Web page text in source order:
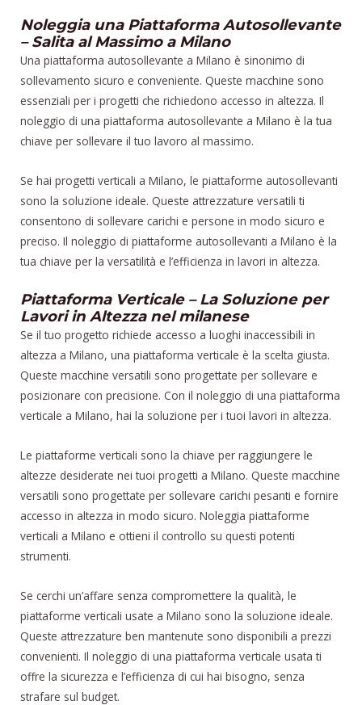
Noleggia una Piattaforma Autosollevante
– Salita al Massimo a Milano
Una piattaforma autosollevante a Milano è sinonimo di
sollevamento sicuro e conveniente. Queste macchine sono
essenziali per i progetti che richiedono accesso in altezza. Il
noleggio di una piattaforma autosollevante a Milano è la tua
chiave per sollevare il tuo lavoro al massimo.
Se hai progetti verticali a Milano, le piattaforme autosollevanti
sono la soluzione ideale. Queste attrezzature versatili ti
consentono di sollevare carichi e persone in modo sicuro e
preciso. Il noleggio di piattaforme autosollevanti a Milano è la
tua chiave per la versatilità e l’efficienza in lavori in altezza.
Piattaforma Verticale – La Soluzione per
Lavori in Altezza nel milanese
Se il tuo progetto richiede accesso a luoghi inaccessibili in
altezza a Milano, una piattaforma verticale è la scelta giusta.
Queste macchine versatili sono progettate per sollevare e
posizionare con precisione. Con il noleggio di una piattaforma
verticale a Milano, hai la soluzione per i tuoi lavori in altezza.
Le piattaforme verticali sono la chiave per raggiungere le
altezze desiderate nei tuoi progetti a Milano. Queste macchine
versatili sono progettate per sollevare carichi pesanti e fornire
accesso in altezza in modo sicuro. Noleggia piattaforme
verticali a Milano e ottieni il controllo su questi potenti
strumenti.
Se cerchi un’affare senza compromettere la qualità, le
piattaforme verticali usate a Milano sono la soluzione ideale.
Queste attrezzature ben mantenute sono disponibili a prezzi
convenienti. Il noleggio di una piattaforma verticale usata ti
offre la sicurezza e l’efficienza di cui hai bisogno, senza
strafare sul budget.